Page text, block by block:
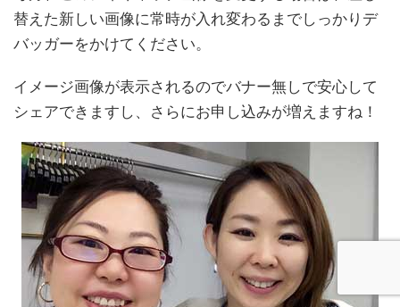
替えた新しい画像に常時が入れ変わるまでしっかりデ
バッガーをかけてください。
イメージ画像が表示されるのでバナー無しで安心して
シェアできますし、さらにお申し込みが増えますね！